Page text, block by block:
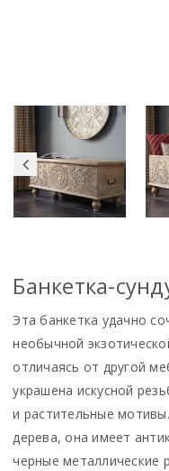
Банкетка-
Эта банкетка удачно
необычной
отличаясь от другой
украшена искусной
и растительные
дерева, она имеет
черные металлические